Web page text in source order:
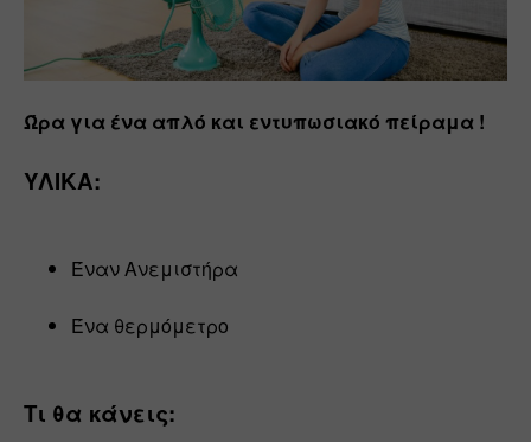
Ώρα για ένα απλό και εντυπωσιακό πείραμα !
ΥΛΙΚΑ:
Έναν Ανεμιστήρα
Ένα θερμόμετρο
Τι θα κάνεις: